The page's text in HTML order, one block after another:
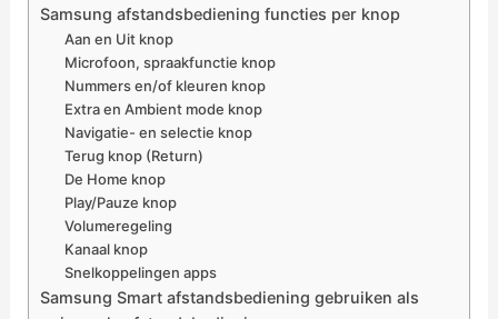
Samsung afstandsbediening functies per knop
Aan en Uit knop
Microfoon, spraakfunctie knop
Nummers en/of kleuren knop
Extra en Ambient mode knop
Navigatie- en selectie knop
Terug knop (Return)
De Home knop
Play/Pauze knop
Volumeregeling
Kanaal knop
Snelkoppelingen apps
Samsung Smart afstandsbediening gebruiken als